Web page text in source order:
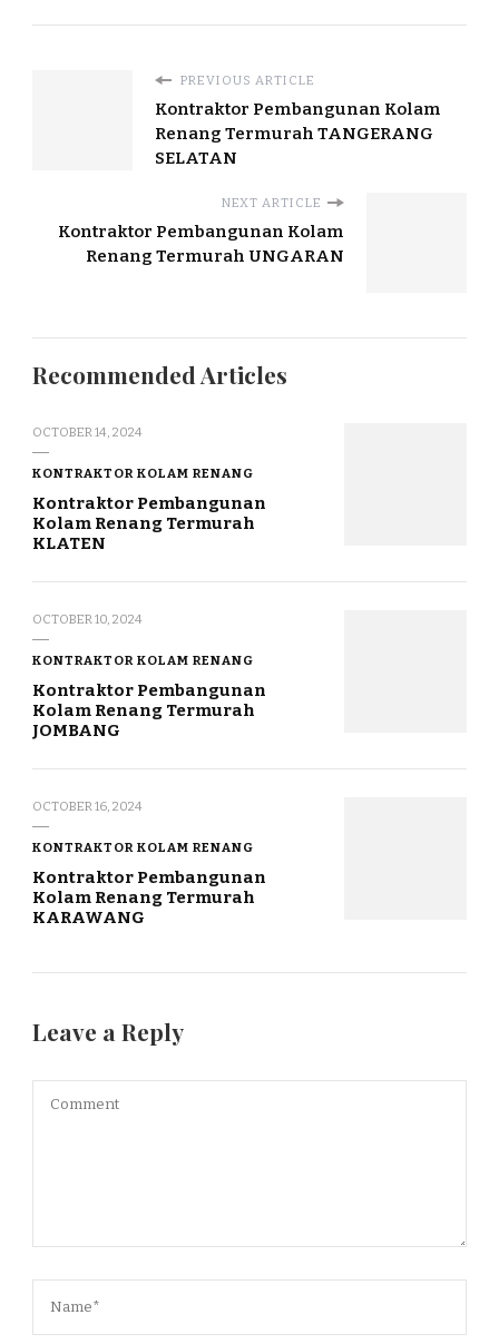
PREVIOUS ARTICLE
Kontraktor Pembangunan Kolam
Renang Termurah TANGERANG
SELATAN
NEXT ARTICLE
Kontraktor Pembangunan Kolam
Renang Termurah UNGARAN
Recommended Articles
OCTOBER 14, 2024
KONTRAKTOR KOLAM RENANG
Kontraktor Pembangunan
Kolam Renang Termurah
KLATEN
OCTOBER 10, 2024
KONTRAKTOR KOLAM RENANG
Kontraktor Pembangunan
Kolam Renang Termurah
JOMBANG
OCTOBER 16, 2024
KONTRAKTOR KOLAM RENANG
Kontraktor Pembangunan
Kolam Renang Termurah
KARAWANG
Leave a Reply